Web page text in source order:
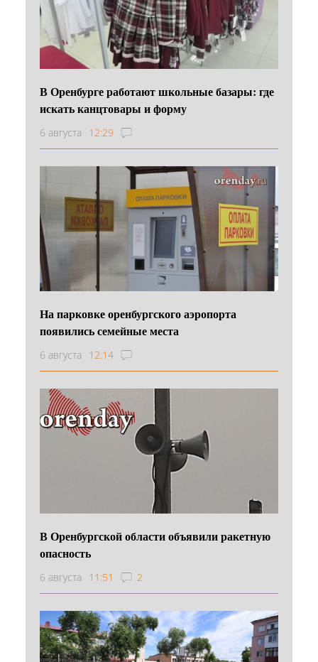
В Оренбурге работают школьные базары: где
искать канцтовары и форму
6 августа 12:29
На парковке оренбургского аэропорта
появились семейные места
6 августа 12:14
В Оренбургской области объявили ракетную
опасность
6 августа 11:51 2